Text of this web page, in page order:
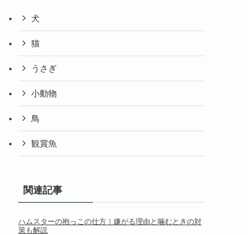
犬
猫
うさぎ
小動物
鳥
観賞魚
関連記事
ハムスターの抱っこの仕方｜嫌がる理由と噛むときの対
策も解説